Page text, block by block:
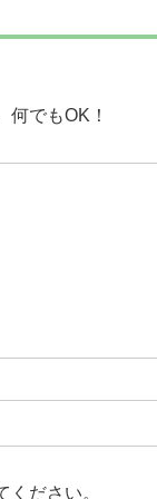
何でもOK！
ください。